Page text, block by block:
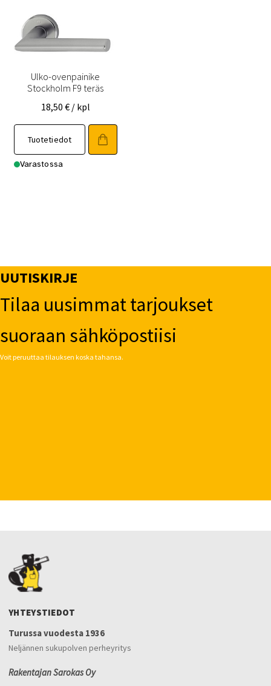
Ulko-ovenpainike
Stockholm F9 teräs
18,50 € / kpl
Tuotetiedot
Varastossa
UUTISKIRJE
Tilaa uusimmat tarjoukset
suoraan sähköpostiisi
Voit peruuttaa tilauksen koska tahansa.
YHTEYSTIEDOT
Turussa vuodesta 1936
Neljännen sukupolven perheyritys
Rakentajan Sarokas Oy